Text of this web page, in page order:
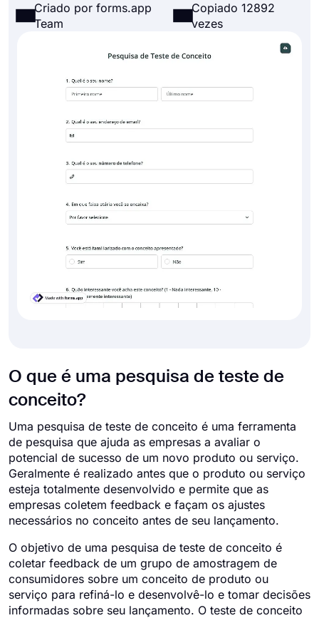
Criado por forms.app
Team
Copiado 12892
vezes
O que é uma pesquisa de teste de
conceito?
Uma pesquisa de teste de conceito é uma ferramenta
de pesquisa que ajuda as empresas a avaliar o
potencial de sucesso de um novo produto ou serviço.
Geralmente é realizado antes que o produto ou serviço
esteja totalmente desenvolvido e permite que as
empresas coletem feedback e façam os ajustes
necessários no conceito antes de seu lançamento.
O objetivo de uma pesquisa de teste de conceito é
coletar feedback de um grupo de amostragem de
consumidores sobre um conceito de produto ou
serviço para refiná-lo e desenvolvê-lo e tomar decisões
informadas sobre seu lançamento. O teste de conceito